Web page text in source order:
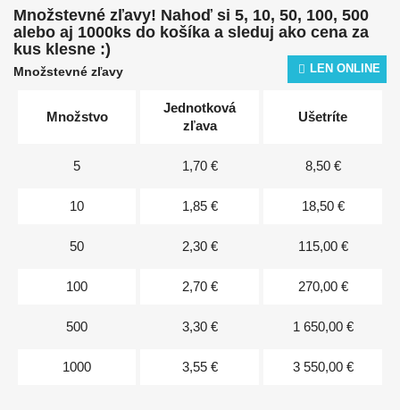
LEN ONLINE
Množstevné zľavy! Nahoď si 5, 10, 50, 100, 500
alebo aj 1000ks do košíka a sleduj ako cena za
kus klesne :)
Množstevné zľavy
Množstvo
Jednotková
zľava
Ušetríte
5 1,70 € 8,50 €
10 1,85 € 18,50 €
50 2,30 € 115,00 €
100 2,70 € 270,00 €
500 3,30 € 1 650,00 €
1000 3,55 € 3 550,00 €